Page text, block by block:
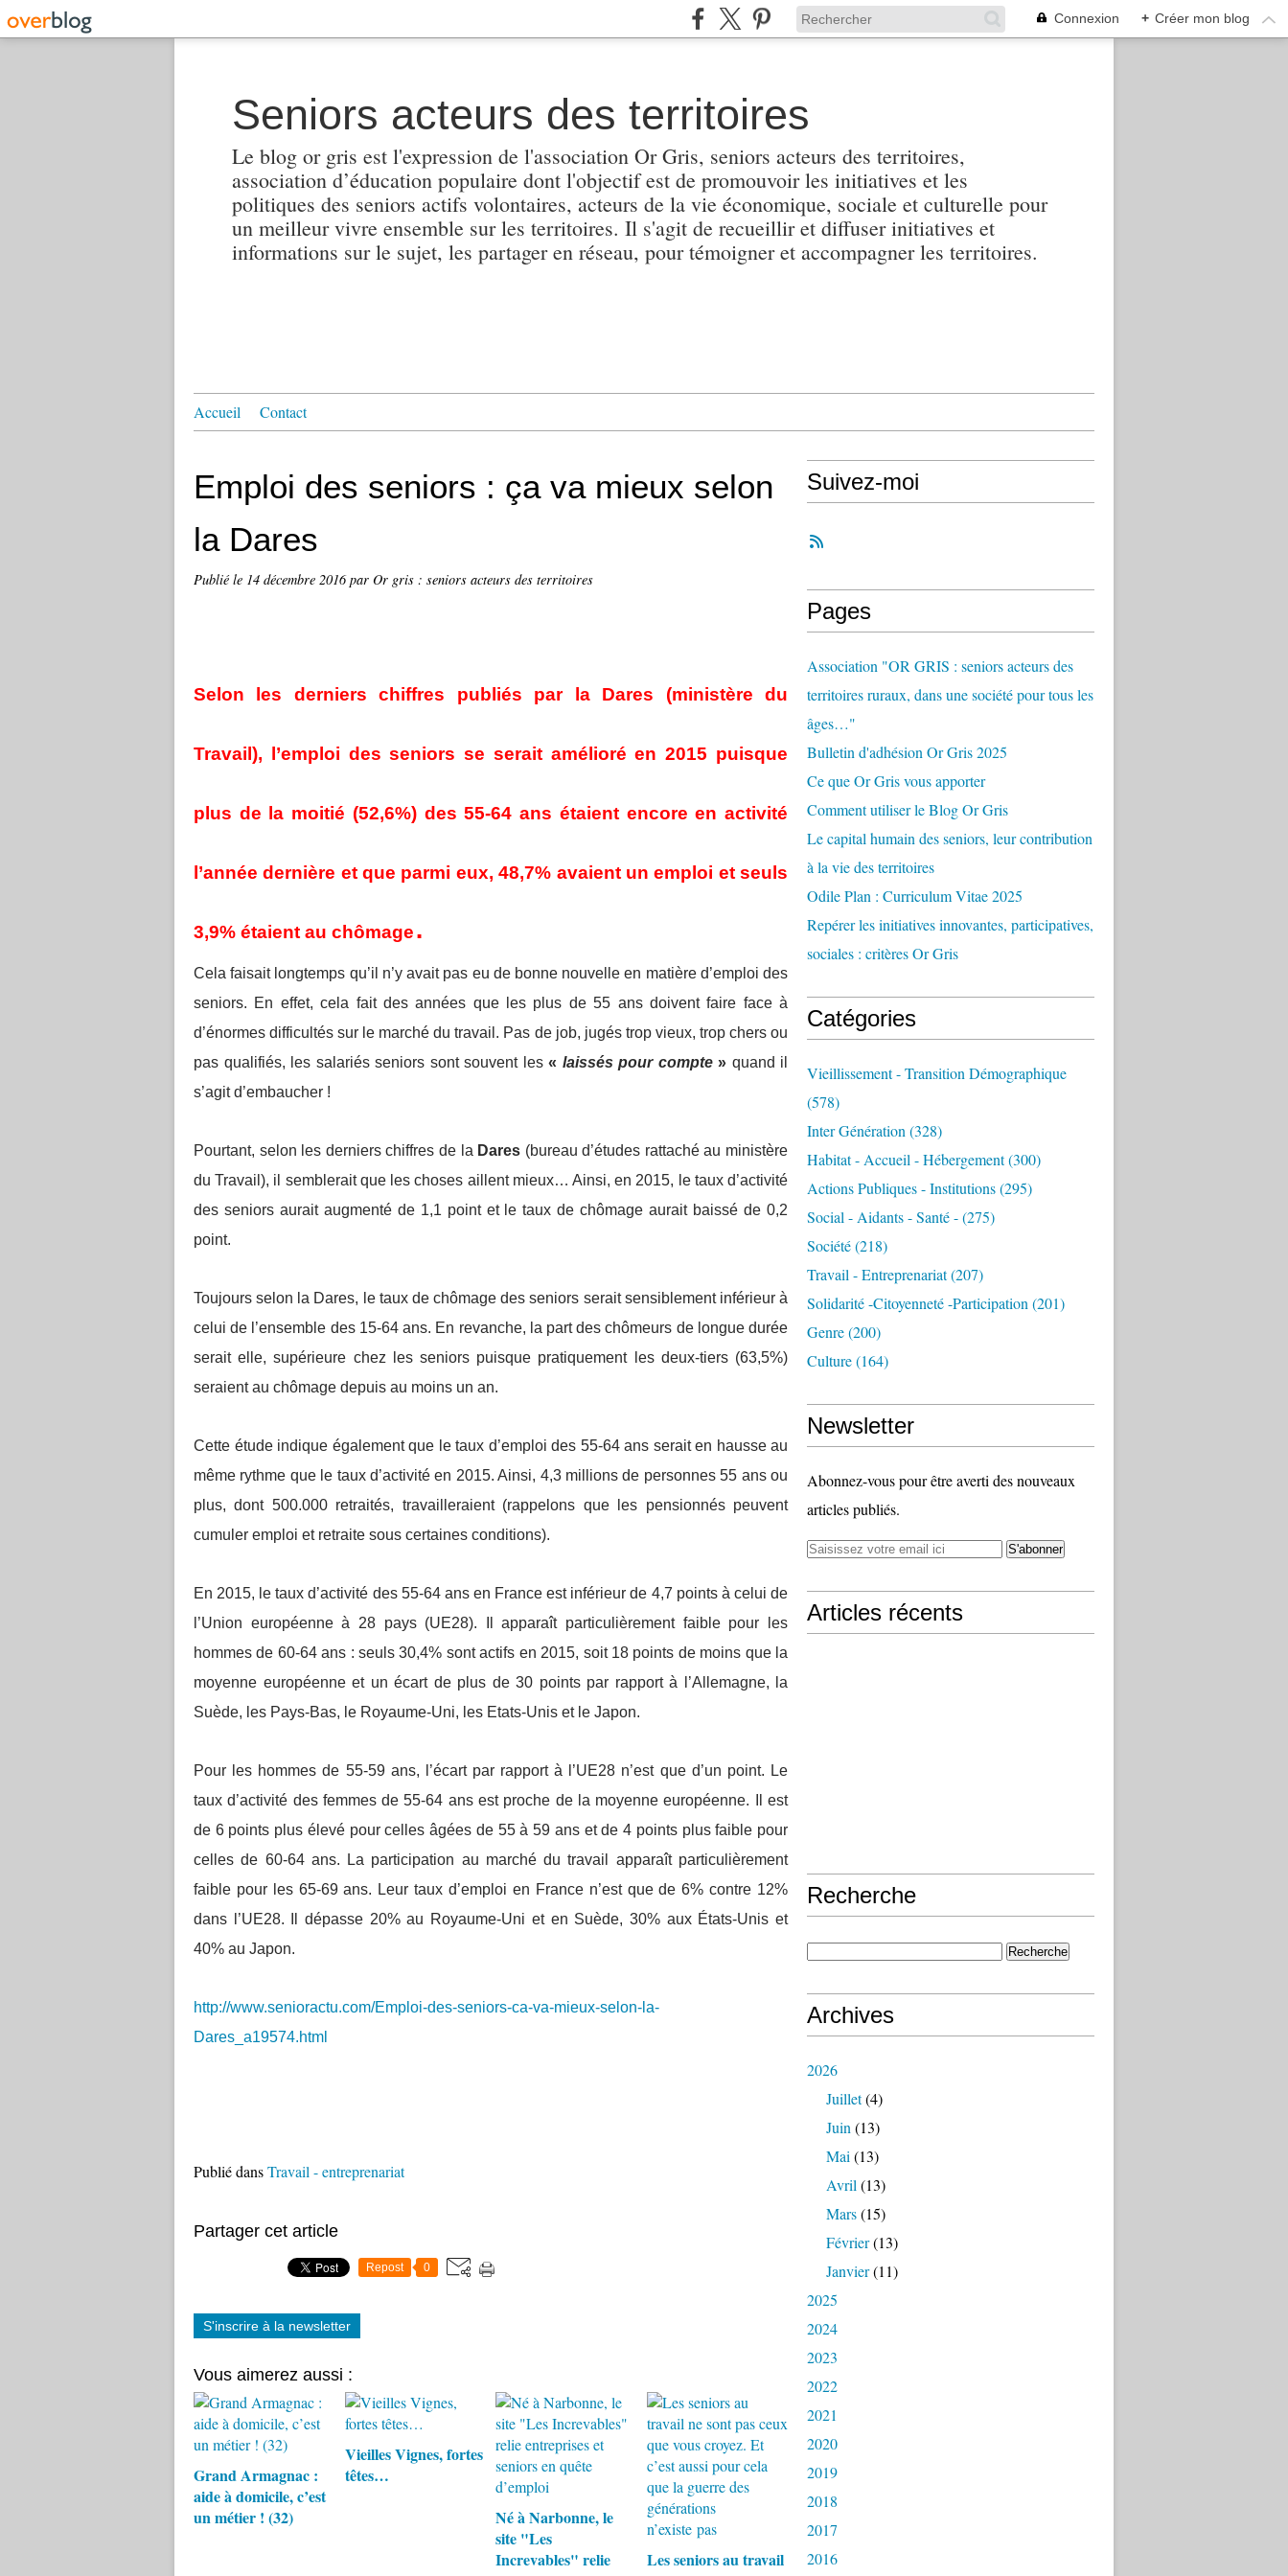
Connexion + Créer mon blog
Seniors acteurs des territoires
Le blog or gris est l'expression de l'association Or Gris, seniors acteurs des territoires,
association d’éducation populaire dont l'objectif est de promouvoir les initiatives et les
politiques des seniors actifs volontaires, acteurs de la vie économique, sociale et culturelle pour
un meilleur vivre ensemble sur les territoires. Il s'agit de recueillir et diffuser initiatives et
informations sur le sujet, les partager en réseau, pour témoigner et accompagner les territoires.
Accueil Contact
Emploi des seniors : ça va mieux selon
la Dares
Publié le 14 décembre 2016par Or gris : seniors acteurs des territoires
Selon les derniers chiffres publiés par la Dares (ministère du
Travail), l’emploi des seniors se serait amélioré en 2015 puisque
plus de la moitié (52,6%) des 55-64 ans étaient encore en activité
l’année dernière et que parmi eux, 48,7% avaient un emploi et seuls
3,9% étaient au chômage.
Cela faisait longtemps qu’il n’y avait pas eu de bonne nouvelle en matière d’emploi des
seniors. En effet, cela fait des années que les plus de 55 ans doivent faire face à
d’énormes difficultés sur le marché du travail. Pas de job, jugés trop vieux, trop chers ou
pas qualifiés, les salariés seniors sont souvent les « laissés pour compte» quand il
s’agit d’embaucher !
Pourtant, selon les derniers chiffres de la Dares (bureau d’études rattaché au ministère
du Travail), il semblerait que les choses aillent mieux… Ainsi, en 2015, le taux d’activité
des seniors aurait augmenté de 1,1 point et le taux de chômage aurait baissé de 0,2
point.
Toujours selon la Dares, le taux de chômage des seniors serait sensiblement inférieur à
celui de l’ensemble des 15-64 ans. En revanche, la part des chômeurs de longue durée
serait elle, supérieure chez les seniors puisque pratiquement les deux-tiers (63,5%)
seraient au chômage depuis au moins un an.
Cette étude indique également que le taux d’emploi des 55-64 ans serait en hausse au
même rythme que le taux d’activité en 2015. Ainsi, 4,3 millions de personnes 55 ans ou
plus, dont 500.000 retraités, travailleraient (rappelons que les pensionnés peuvent
cumuler emploi et retraite sous certaines conditions).
En 2015, le taux d’activité des 55-64 ans en France est inférieur de 4,7 points à celui de
l’Union européenne à 28 pays (UE28). Il apparaît particulièrement faible pour les
hommes de 60-64 ans : seuls 30,4% sont actifs en 2015, soit 18 points de moins que la
moyenne européenne et un écart de plus de 30 points par rapport à l’Allemagne, la
Suède, les Pays-Bas, le Royaume-Uni, les Etats-Unis et le Japon.
Pour les hommes de 55-59 ans, l’écart par rapport à l’UE28 n’est que d’un point. Le
taux d’activité des femmes de 55-64 ans est proche de la moyenne européenne. Il est
de 6 points plus élevé pour celles âgées de 55 à 59 ans et de 4 points plus faible pour
celles de 60-64 ans. La participation au marché du travail apparaît particulièrement
faible pour les 65-69 ans. Leur taux d’emploi en France n’est que de 6% contre 12%
dans l’UE28. Il dépasse 20% au Royaume-Uni et en Suède, 30% aux États-Unis et
40% au Japon.
http://www.senioractu.com/Emploi-des-seniors-ca-va-mieux-selon-la-
Dares_a19574.html
Publié dansTravail - entreprenariat
Partager cet article
Repost 0
S'inscrire à la newsletter
Vous aimerez aussi :
Grand Armagnac :
aide à domicile, c’est
un métier ! (32)
Vieilles Vignes, fortes
têtes…
Né à Narbonne, le
site "Les
Increvables" relie
Les seniors au travail
Suivez-moi
Pages
Association "OR GRIS : seniors acteurs des
territoires ruraux, dans une société pour tous les
âges…"
Bulletin d'adhésion Or Gris 2025
Ce que Or Gris vous apporter
Comment utiliser le Blog Or Gris
Le capital humain des seniors, leur contribution
à la vie des territoires
Odile Plan : Curriculum Vitae 2025
Repérer les initiatives innovantes, participatives,
sociales : critères Or Gris
Catégories
Vieillissement - Transition Démographique
(578)
Inter Génération (328)
Habitat - Accueil - Hébergement(300)
Actions Publiques - Institutions(295)
Social - Aidants - Santé -(275)
Société(218)
Travail - Entreprenariat(207)
Solidarité -citoyenneté -participation (201)
Genre(200)
Culture(164)
Newsletter
Abonnez-vous pour être averti des nouveaux
articles publiés.
Articles récents
Recherche
Archives
2026
Juillet(4)
Juin (13)
Mai (13)
Avril (13)
Mars(15)
Février(13)
Janvier(11)
2025
2024
2023
2022
2021
2020
2019
2018
2017
2016